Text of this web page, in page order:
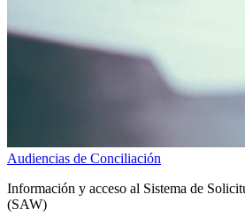
Audiencias de Conciliación
Información y acceso al Sistema de
(SAW)